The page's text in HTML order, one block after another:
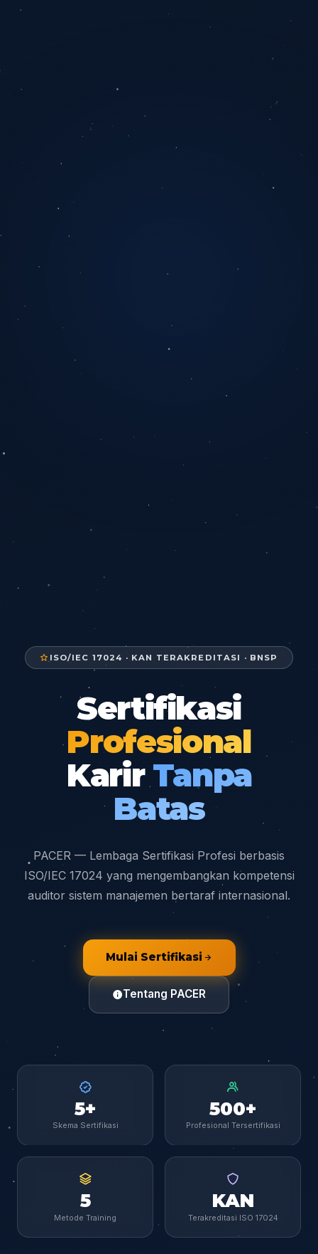
ISO/IEC 17024 · KAN TERAKREDITASI · BNSP
Sertifikasi
Profesional
KarirTanpa
Batas
PACER — Lembaga Sertifikasi Profesi berbasis
ISO/IEC 17024 yang mengembangkan kompetensi
auditor sistem manajemen bertaraf internasional.
Mulai Sertifikasi
Tentang PACER
5+
Skema Sertifikasi
500+
Profesional Tersertifikasi
5
Metode Training
KAN
Terakreditasi ISO 17024